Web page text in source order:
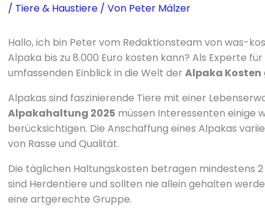
/ Tiere & Haustiere/ Von Peter Mälzer
Hallo, ich bin Peter vom Redaktionsteam von was-
Alpaka bis zu 8.000 Euro kosten kann? Als Experte
umfassenden Einblick in die Welt der Alpaka Kosten
Alpakas sind faszinierende Tiere mit einer
Alpakahaltung 2025 müssen Interessenten einige
berücksichtigen. Die Anschaffung eines Alpakas
von Rasse und Qualität.
Die täglichen Haltungskosten betragen mindestens 2
sind Herdentiere und sollten nie allein gehalten
eine artgerechte Gruppe.